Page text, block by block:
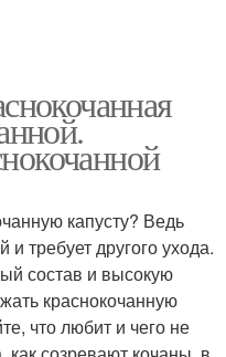
капусту? Ведь
и требует другого ухода.
состав и высокую
краснокочанную
что любит и чего не